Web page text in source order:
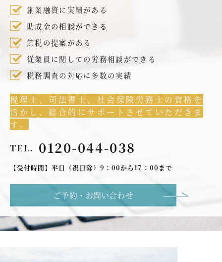
創業融資に実績がある
助成金の相談ができる
節税の提案がある
従業員に関しての労務相談ができる
税務調査の対応に多数の実績
税理士、司法書士、社会保険労務士の資格を
活かし、総合的にサポートさせていただきま
す。
TEL. 0120-044-038
【受付時間】平日（祝日除）9：00から17：00まで
ご予約・お問い合わせ